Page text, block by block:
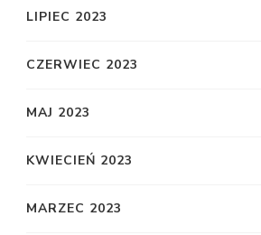
LIPIEC 2023
CZERWIEC 2023
MAJ 2023
KWIECIEŃ 2023
MARZEC 2023